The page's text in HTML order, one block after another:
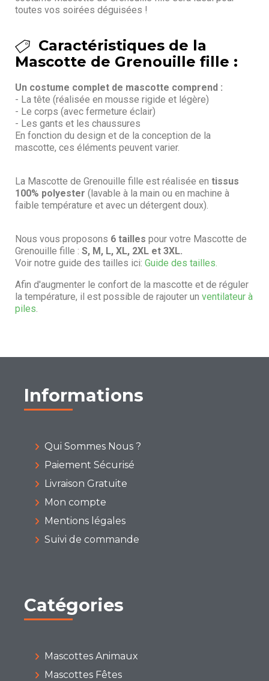
toutes vos soirées déguisées !
Caractéristiques de la
Mascotte de Grenouille fille :
Un costume complet de mascotte comprend :
- La tête (réalisée en mousse rigide et légère)
- Le corps (avec fermeture éclair)
- Les gants et les chaussures
En fonction du design et de la conception de la
mascotte, ces éléments peuvent varier.
La Mascotte de Grenouille fille est réalisée en tissus
100% polyester (lavable à la main ou en machine à
faible température et avec un détergent doux).
Nous vous proposons 6 tailles pour votre Mascotte de
Grenouille fille : S, M, L, XL, 2XL et 3XL.
Voir notre guide des tailles ici: Guide des tailles.
Afin d'augmenter le confort de la mascotte et de réguler
la température, il est possible de rajouter un ventilateur à
piles.
Informations
Qui Sommes Nous ?
Paiement Sécurisé
Livraison Gratuite
Mon compte
Mentions légales
Suivi de commande
Catégories
Mascottes Animaux
Mascottes Fêtes